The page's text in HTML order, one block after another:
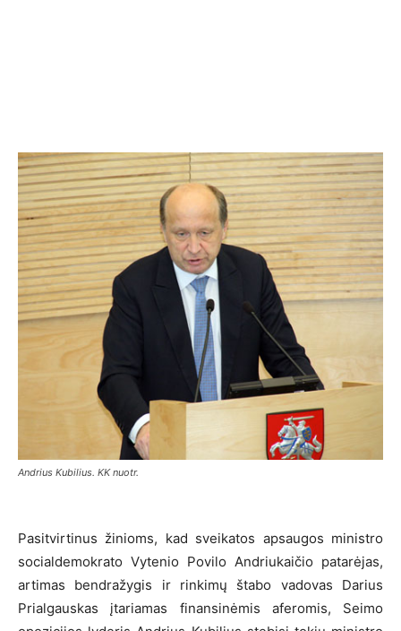
Andrius Kubilius. KK nuotr.
Pasitvirtinus žinioms, kad sveikatos apsaugos ministro
socialdemokrato Vytenio Povilo Andriukaičio patarėjas,
artimas bendražygis ir rinkimų štabo vadovas Darius
Prialgauskas įtariamas finansinėmis aferomis, Seimo